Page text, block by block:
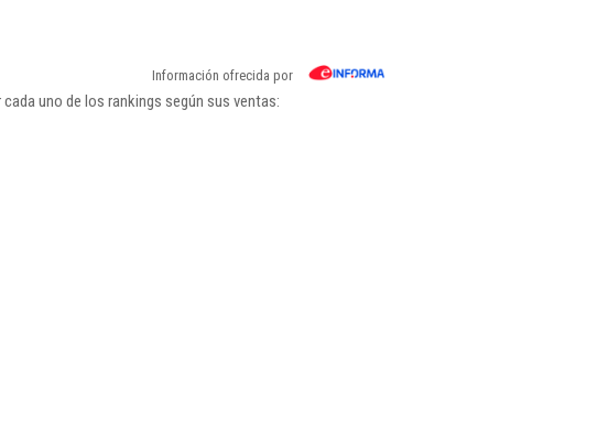
Información ofrecida por
uno de los rankings según sus ventas: